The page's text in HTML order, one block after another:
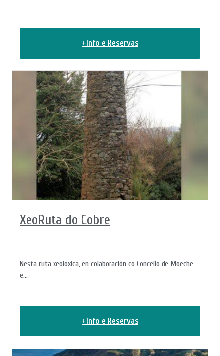
+Info e Reservas
XeoRuta do Cobre
Nesta ruta xeolóxica, en colaboración co Concello de Moeche
e...
+Info e Reservas